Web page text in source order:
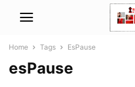
Home Tags EsPause
esPause